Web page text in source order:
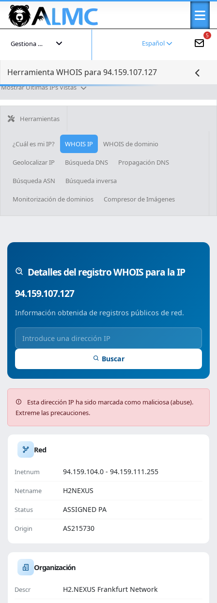
5
Español
Gestiona tu cuenta
Herramienta WHOIS para 94.159.107.127
Mostrar Últimas IPs Vistas
Herramientas
¿Cuál es mi IP? WHOIS IP WHOIS de dominio
Geolocalizar IP Búsqueda DNS Propagación DNS
Búsqueda ASN Búsqueda inversa
Monitorización de dominios Compresor de Imágenes
Detalles del registro WHOIS para la IP
94.159.107.127
Información obtenida de registros públicos de red.
Buscar
Esta dirección IP ha sido marcada como maliciosa (abuse).
Extreme las precauciones.
Red
Inetnum 94.159.104.0 - 94.159.111.255
Netname H2NEXUS
Status ASSIGNED PA
Origin AS215730
Organización
Descr H2.NEXUS Frankfurt Network